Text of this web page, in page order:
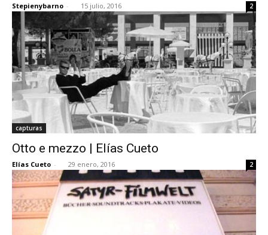
Stepienybarno - 15 julio, 2016 2
capturas
Otto e mezzo | Elías Cueto
Elías Cueto - 29 enero, 2016 2